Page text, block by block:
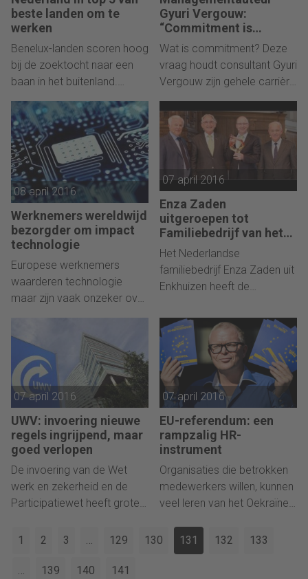
ervaringen.
beste landen om te
werken
Benelux-landen scoren hoog
bij de zoektocht naar een
baan in het buitenland.
Nederland is het meest
gewild onder Belgen.
Gyuri Vergouw:
“Commitment is
vrijwillig, maar niet
vrijblijvend”
Wat is commitment? Deze
vraag houdt consultant Gyuri
Vergouw zijn gehele carrière
bezig. Zijn zoektocht naar
het antwoord resulteerde in
het boek Commitment, met
de ondertitel De belofte van
betrokkenheid en
bevlogenheid in
organisaties.
08 april 2016
Werknemers wereldwijd
bezorgder om impact
technologie
Europese werknemers
waarderen technologie
maar zijn vaak onzeker over
het voortdurend moeten
aanleren van nieuwe
vaardigheden.
07 april 2016
Enza Zaden
uitgeroepen tot
Familiebedrijf van het
Jaar 2016
Het Nederlandse
familiebedrijf Enza Zaden uit
Enkhuizen heeft de
2016 in de wacht gesleept.
Directievoorzitter Jaap
Mazereeuw en zijn vader
Piet Mazereeuw ontvingen
de jaarlijkse award vandaag
in de Nieuwe Kerk te Den
Haag uit handen van Gerrit
Zalm, bestuursvoorzitter van
ABN AMRO Bank.
07 april 2016
UWV: invoering nieuwe
regels ingrijpend, maar
goed verlopen
De invoering van de Wet
werk en zekerheid en de
Participatiewet heeft grote
van UWV en de organisatie,
jaarverslag.
07 april 2016
EU-referendum: een
rampzalig HR-
instrument
Organisaties die betrokken
medewerkers willen, kunnen
veel leren van het Oekraïne-
hoe het niet moet. Wat
iedereen al wist bevestigde
1 2 3 129 130 131 132 133
139 140 141